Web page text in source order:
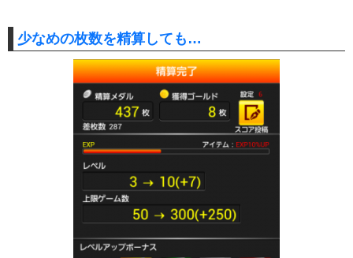
少なめの枚数を精算しても…